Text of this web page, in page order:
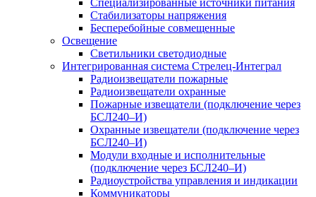
Стабилизаторы напряжения
Бесперебойные совмещенные
Освещение
Светильники светодиодные
Интегрированная система Стрелец-Интеграл
Радиоизвещатели пожарные
Радиоизвещатели охранные
Пожарные извещатели (подключение через
БСЛ240–И)
Охранные извещатели (подключение через
БСЛ240–И)
Модули входные и исполнительные
(подключение через БСЛ240–И)
Радиоустройства управления и индикации
Коммуникаторы